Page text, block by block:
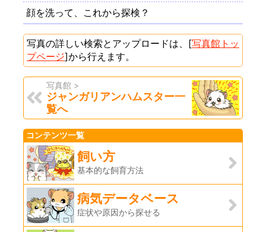
顔を洗って、これから探検？
写真の詳しい検索とアップロードは、[写真館トッ
プページ]から行えます。
写真館 >
ジャンガリアンハムスター一
覧へ
コンテンツ一覧
飼い方
基本的な飼育方法
病気データベース
症状や原因から探せる